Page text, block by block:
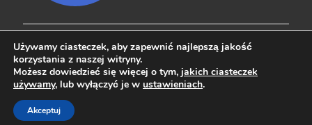
Copyright © 2026naziemna.info - Telewizja cyfrowa, Radio,
Powered byWordPress
Używamy ciasteczek, aby zapewnić najlepszą jakość
korzystania z naszej witryny.
Możesz dowiedzieć się więcej o tym, jakich ciasteczek
używamy, lub wyłączyć je w ustawieniach.
Akceptuj